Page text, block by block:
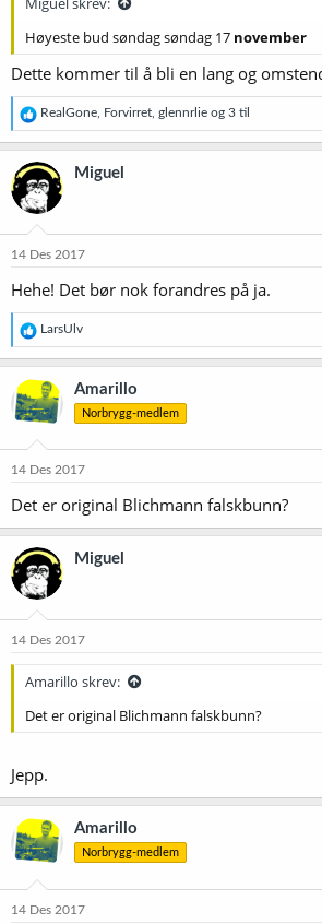
Høyeste bud søndag søndag 17 november
Dette kommer til å bli en lang og
R
e
a
k
s
o
e
:
RealGone Forvirret glennrlie og 3 til
Miguel
14 Des 2017
Hehe! Det bør nok forandres på ja.
R
e
a
k
s
j
e
LarsUlv
Amarillo
Norbrygg-medlem
14 Des 2017
Det er original Blichmann falskbunn?
Miguel
14 Des 2017
Amarillo skrev:
Det er original Blichmann falskbunn?
Jepp.
Amarillo
Norbrygg-medlem
14 Des 2017